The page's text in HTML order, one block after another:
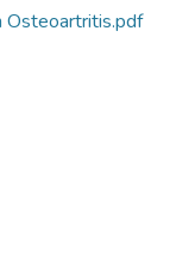
Osteoartritis.pdf